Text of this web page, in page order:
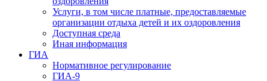
Услуги, в том числе платные, предоставляемые
организации отдыха детей и их оздоровления
Доступная среда
Иная информация
ГИА
Нормативное регулирование
ГИА-9